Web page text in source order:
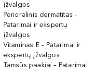
įžvalgos
Perioralinis dermatitas –
Patarimai ir ekspertų
įžvalgos
Vitaminas E – Patarimai ir
ekspertų įžvalgos
Tamsūs paakiai – Patarimai